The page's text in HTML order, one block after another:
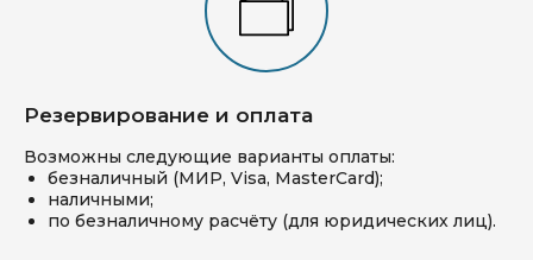
Резервирование и оплата
Возможны следующие варианты оплаты:
безналичный (МИР, Visa, MasterCard);
наличными;
по безналичному расчёту (для юридических лиц).